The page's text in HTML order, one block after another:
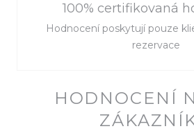
HODNOCENÍ
100% certifikovaná
Hodnocení poskytují pouze
rezervace